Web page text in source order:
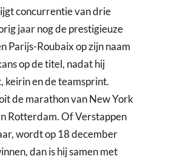
concurrentie van drie
jaar nog de prestigieuze
Parijs-Roubaix op zijn naam
op de titel, nadat hij
keirin en de teamsprint.
de marathon van New York
Rotterdam. Of Verstappen
wordt op 18 december
dan is hij samen met